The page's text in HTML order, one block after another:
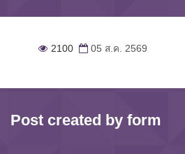
2100 05 ส.ค. 2569
Post created by form